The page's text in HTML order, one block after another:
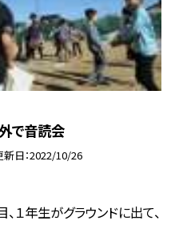
で音読会
新日 2022/10/26
１年生がグラウンドに出て、